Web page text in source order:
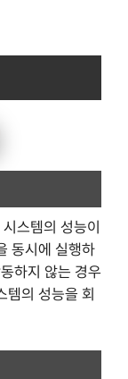
스템의 성능이
동시에 실행하
하지 않는 경우
템의 성능을 회